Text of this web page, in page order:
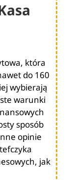
która
do 160
wybierają
warunki
sposób
opinie
jak